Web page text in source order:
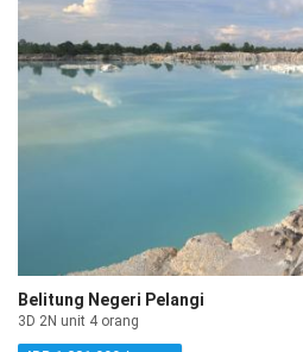
Belitung Negeri Pelangi
3D 2N unit 4 orang